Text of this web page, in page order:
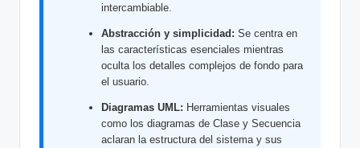
intercambiable.
Abstracción y simplicidad: Se centra en
las características esenciales mientras
oculta los detalles complejos de fondo para
el usuario.
Diagramas UML: Herramientas visuales
como los diagramas de Clase y Secuencia
aclaran la estructura del sistema y sus